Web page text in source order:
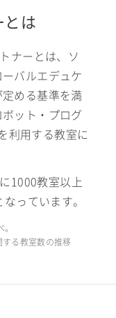
とは
ナーとは、ソ
ーバルエデュケ
める基準を満
ット・プログ
利用する教室に
1000教室以上
っています。
する教室数の推移